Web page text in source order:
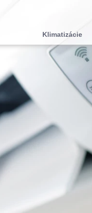
Klimatizácie